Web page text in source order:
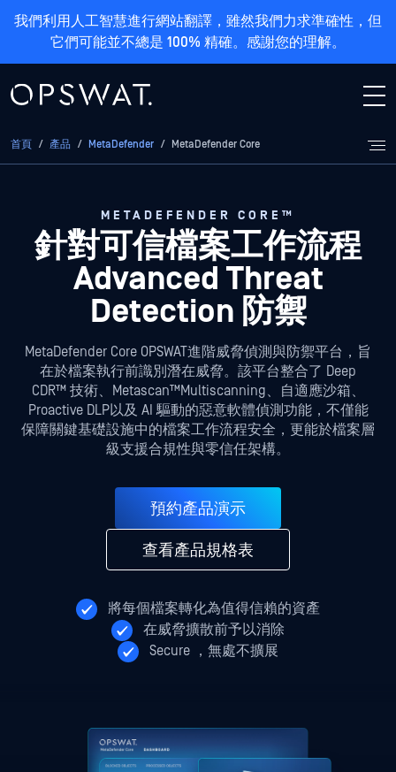
我們利用人工智慧進行網站翻譯，雖然我們力求準確性，但
它們可能並不總是 100% 精確。感謝您的理解。
首頁 / 產品 / MetaDefender / MetaDefender Core
METADEFENDER CORE™
針對可信檔案工作流程
Advanced Threat
Detection 防禦
MetaDefender Core OPSWAT進階威脅偵測與防禦平台，旨
在於檔案執行前識別潛在威脅。該平台整合了 Deep
CDR™ 技術、Metascan™Multiscanning、自適應沙箱、
Proactive DLP以及 AI 驅動的惡意軟體偵測功能，不僅能
保障關鍵基礎設施中的檔案工作流程安全，更能於檔案層
級支援合規性與零信任架構。
預約產品演示
查看產品規格表
將每個檔案轉化為值得信賴的資產
在威脅擴散前予以消除
Secure ，無處不擴展